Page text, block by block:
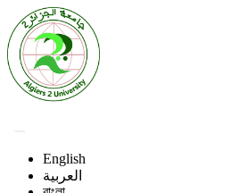
English
العربية